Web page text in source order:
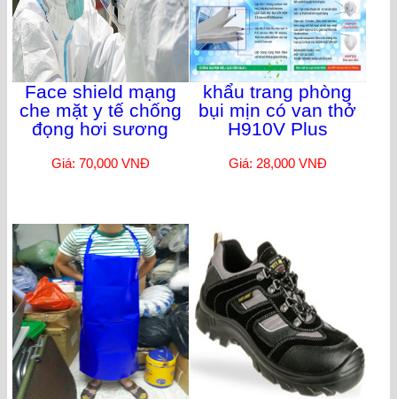
Face shield mạng
che mặt y tế chống
đọng hơi sương
Giá: 70,000 VNĐ
khẩu trang phòng
bụi mịn có van thở
H910V Plus
Giá: 28,000 VNĐ